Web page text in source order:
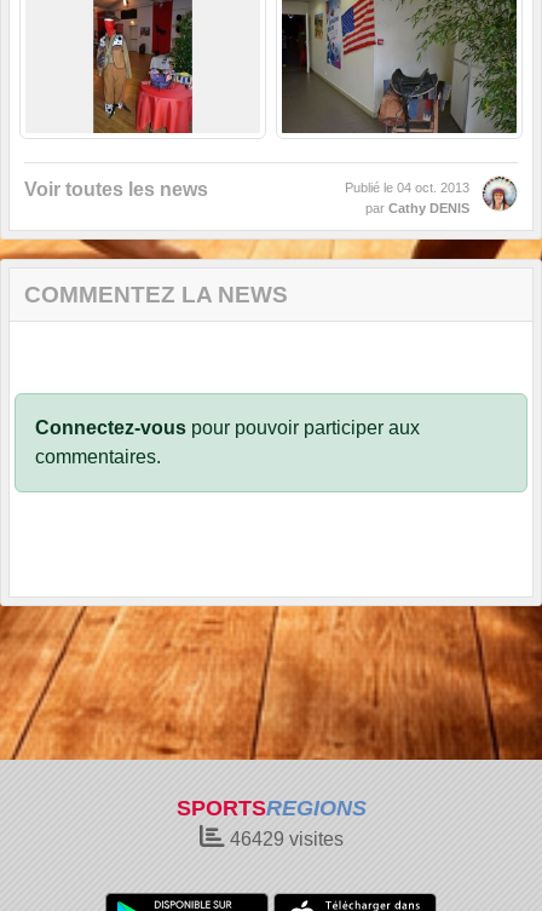
Voir toutes les news Publié le 04 oct. 2013
par Cathy DENIS
COMMENTEZ LA NEWS
Connectez-vous pour pouvoir participer aux
commentaires.
SPORTSREGIONS
46429 visites